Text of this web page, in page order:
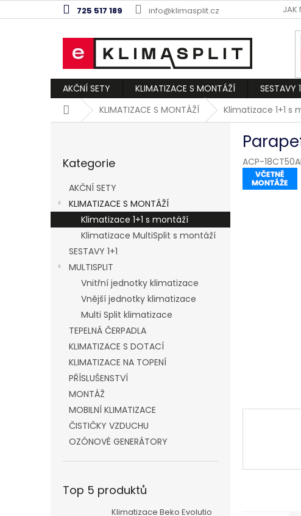
na
725 517 189 info@klimasplit.cz JAK
AKČNÍ SETY KLIMATIZACE S MONTÁŽÍ SESTAVY
DomůKLIMATIZACE S MONTÁŽÍ Klimatizace 1+1 s
n
kategorie
Kategorie
AKČNÍ SETY
KLIMATIZACE S MONTÁŽÍ
Klimatizace 1+1 s montáží
Klimatizace MultiSplit s montáží
SESTAVY 1+1
MULTISPLIT
Vnitřní jednotky klimatizace
Vnější jednotky klimatizace
Multi Split klimatizace
TEPELNÁ ČERPADLA
KLIMATIZACE S DOTACÍ
KLIMATIZACE NA TOPENÍ
PŘÍSLUŠENSTVÍ
MONTÁŽ
MOBILNÍ KLIMATIZACE
ČISTIČKY VZDUCHU
OZÓNOVÉ GENERÁTORY
Top 5 produktů
Klimatizace Beko Evolutio
ACP-